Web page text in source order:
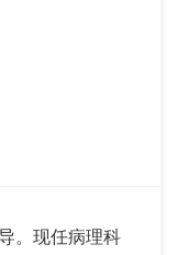
。现任病理科